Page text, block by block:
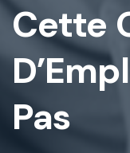
Cette
Pas